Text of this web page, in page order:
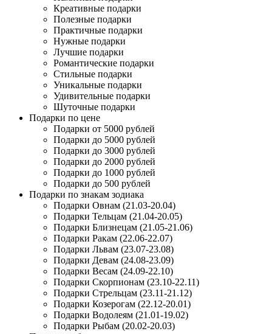
Креативные подарки
Полезные подарки
Практичные подарки
Нужные подарки
Лучшие подарки
Романтические подарки
Стильные подарки
Уникальные подарки
Удивительные подарки
Шуточные подарки
Подарки по цене
Подарки от 5000 рублей
Подарки до 5000 рублей
Подарки до 3000 рублей
Подарки до 2000 рублей
Подарки до 1000 рублей
Подарки до 500 рублей
Подарки по знакам зодиака
Подарки Овнам (21.03-20.04)
Подарки Тельцам (21.04-20.05)
Подарки Близнецам (21.05-21.06)
Подарки Ракам (22.06-22.07)
Подарки Львам (23.07-23.08)
Подарки Девам (24.08-23.09)
Подарки Весам (24.09-22.10)
Подарки Скорпионам (23.10-22.11)
Подарки Стрельцам (23.11-21.12)
Подарки Козерогам (22.12-20.01)
Подарки Водолеям (21.01-19.02)
Подарки Рыбам (20.02-20.03)